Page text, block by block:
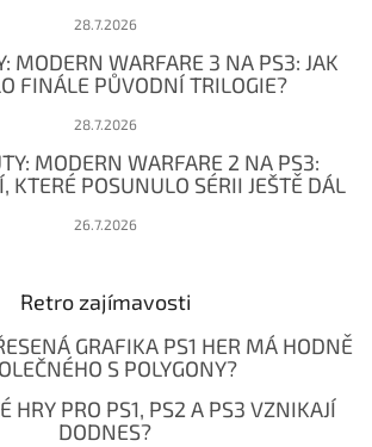
28.7.2026
MODERN WARFARE 3 NA PS3: JAK
FINÁLE PŮVODNÍ TRILOGIE?
28.7.2026
MODERN WARFARE 2 NA PS3:
KTERÉ POSUNULO SÉRII JEŠTĚ DÁL
26.7.2026
Retro zajímavosti
GRAFIKA PS1 HER MÁ HODNĚ
S POLYGONY?
HRY PRO PS1, PS2 A PS3 VZNIKAJÍ
DODNES?